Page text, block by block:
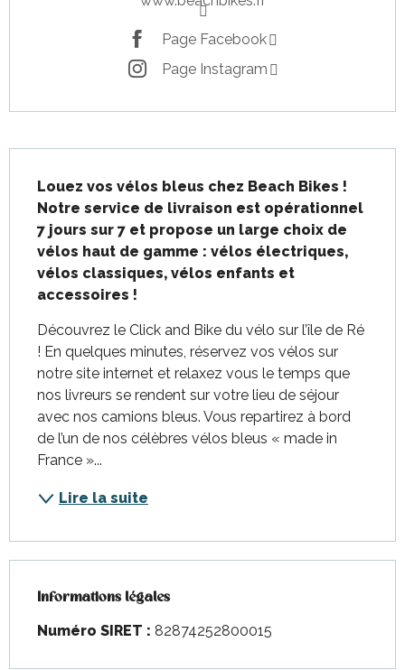
Page Facebook
Page Instagram
Louez vos vélos bleus chez Beach Bikes !
Notre service de livraison est opérationnel
7 jours sur 7 et propose un large choix de
vélos haut de gamme : vélos électriques,
vélos classiques, vélos enfants et
accessoires !
Découvrez le Click and Bike du vélo sur l’île de Ré
! En quelques minutes, réservez vos vélos sur
notre site internet et relaxez vous le temps que
nos livreurs se rendent sur votre lieu de séjour
avec nos camions bleus. Vous repartirez à bord
de l’un de nos célèbres vélos bleus « made in
France »...
Lire la suite
Informations légales
Informations légales
Numéro SIRET : 82874252800015